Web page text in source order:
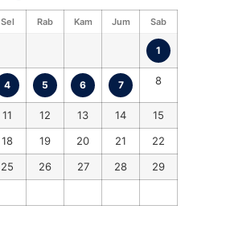
Sel Rab Kam Jum Sab
1
4 5 6 7 8
11 12 13 14
15
18 19 20 21
22
25 26 27 28
29